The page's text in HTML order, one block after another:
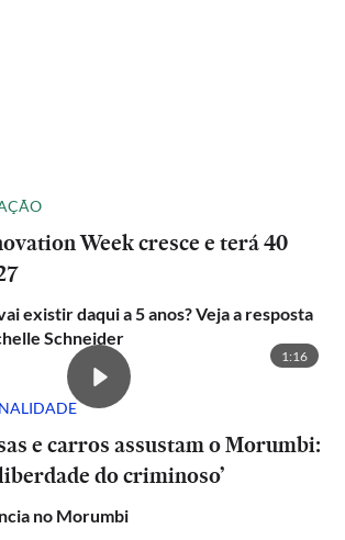
Week cresce e terá 40
existir daqui a 5 anos? Veja a resposta
Schneider
1:16
e carros assustam o Morumbi:
do criminoso’
no Morumbi